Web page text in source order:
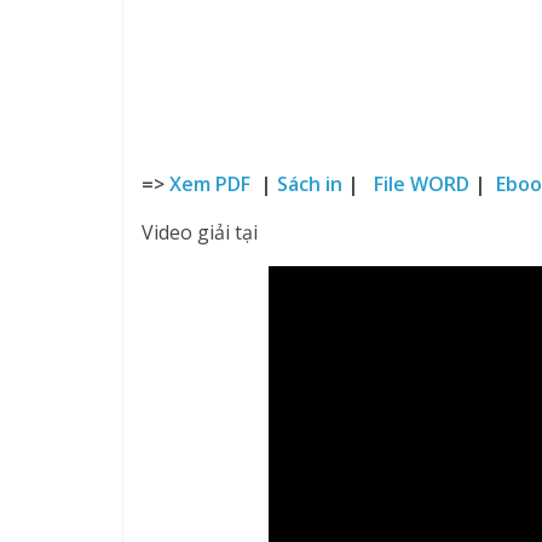
=>Xem PDF | Sách in | File WORD |
Video giải tại